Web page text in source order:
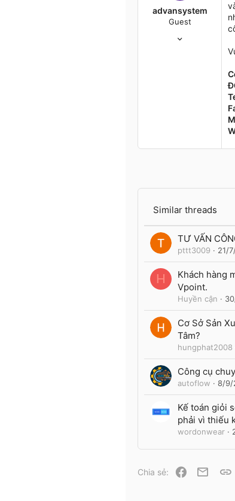
advansystem
Guest
Similar threads
TƯ VẤN
pttt3009 21/
H
Khách hàng
Vpoint.
Huyền cận
Cơ Sở Sản
Tâm?
hungphat2008
Công cụ
autoflow 8/9/
Kế toán giỏi
phải vì thiếu
wordonwear
Chia sẻ: Facebook
Email